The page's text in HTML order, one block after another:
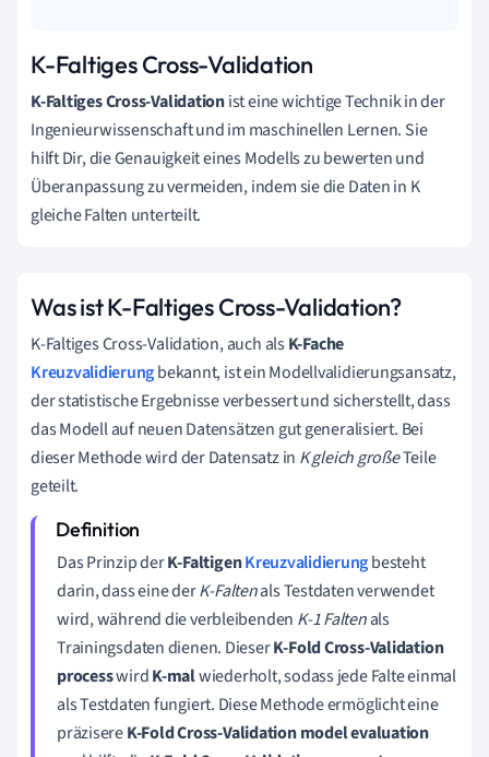
K-Faltiges Cross-Validation
K-Faltiges Cross-Validationist eine wichtige Technik in der
Ingenieurwissenschaft und im maschinellen Lernen. Sie
hilft Dir, die Genauigkeit eines Modells zu bewerten und
Überanpassung zu vermeiden, indem sie die Daten in K
gleiche Falten unterteilt.
Was ist K-Faltiges Cross-Validation?
K-Faltiges Cross-Validation, auch alsK-Fache
Kreuzvalidierungbekannt, ist ein Modellvalidierungsansatz,
der statistische Ergebnisse verbessert und sicherstellt, dass
das Modell auf neuen Datensätzen gut generalisiert. Bei
dieser Methode wird der Datensatz in K gleich großeTeile
geteilt.
Das Prinzip derK-FaltigenKreuzvalidierungbesteht
darin, dass eine derK-Faltenals Testdaten verwendet
wird, während die verbleibenden K-1 Faltenals
Trainingsdaten dienen. DieserK-Fold Cross-Validation
processwirdK-malwiederholt, sodass jede Falte einmal
als Testdaten fungiert. Diese Methode ermöglicht eine
präzisereK-Fold Cross-Validation model evaluation